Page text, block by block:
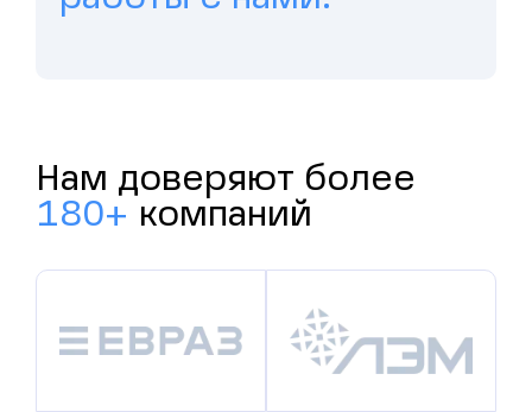
Нам доверяют более
180+ компаний